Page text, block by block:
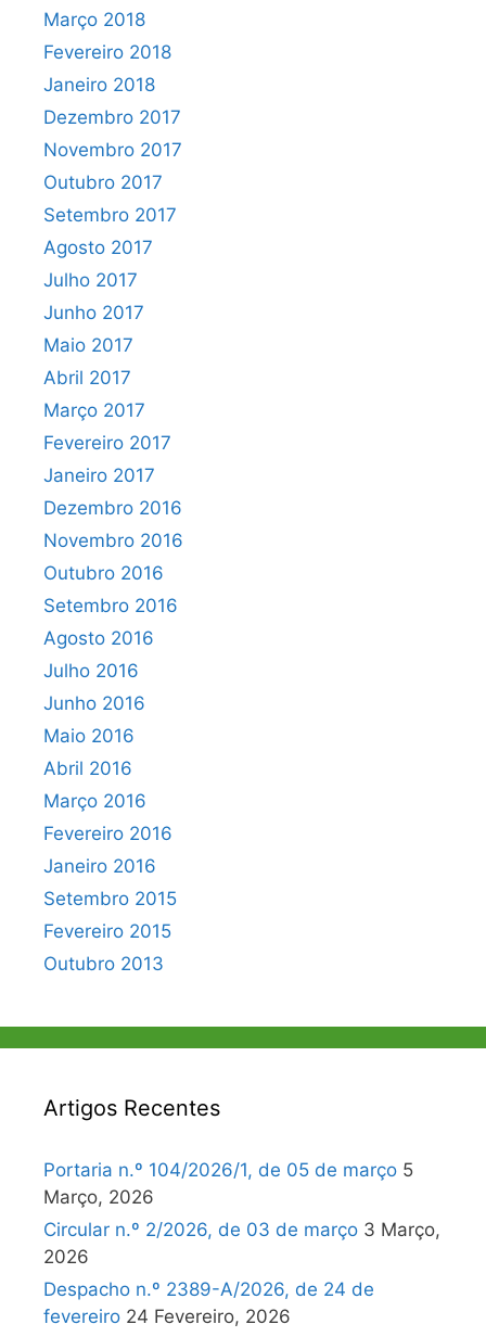
Março 2018
Fevereiro 2018
Janeiro 2018
Dezembro 2017
Novembro 2017
Outubro 2017
Setembro 2017
Agosto 2017
Julho 2017
Junho 2017
Maio 2017
Abril 2017
Março 2017
Fevereiro 2017
Janeiro 2017
Dezembro 2016
Novembro 2016
Outubro 2016
Setembro 2016
Agosto 2016
Julho 2016
Junho 2016
Maio 2016
Abril 2016
Março 2016
Fevereiro 2016
Janeiro 2016
Setembro 2015
Fevereiro 2015
Outubro 2013
Artigos Recentes
Portaria n.º 104/2026/1, de 05 de março 5
Março, 2026
Circular n.º 2/2026, de 03 de março 3 Março,
2026
Despacho n.º 2389-A/2026, de 24 de
fevereiro 24 Fevereiro, 2026